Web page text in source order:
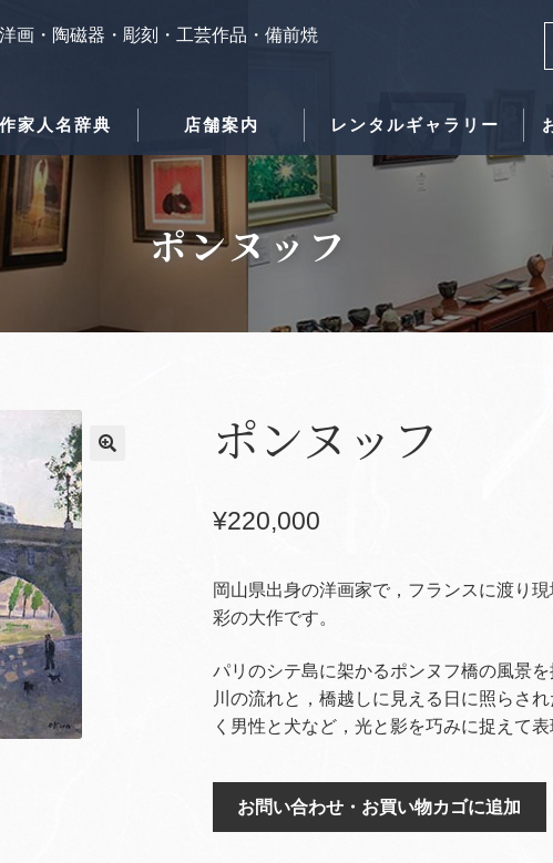
画・陶磁器・彫刻・工芸作品・備前焼
家人名辞典 店舗案内 レンタルギャラリー
ポンヌッフ
ポンヌッフ
¥220,000
岡山県出身の洋画家で，フランスに渡り
彩の大作です。
パリのシテ島に架かるポンヌフ橋の風景
川の流れと，橋越しに見える日に照らさ
く男性と犬など，光と影を巧みに捉えて
お問い合わせ・お買い物カゴに追加